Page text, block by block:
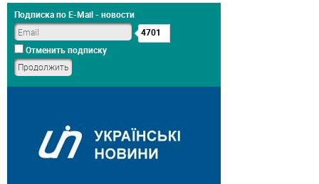
Подписка по E-Mail - новости
4701
Отменить подписку